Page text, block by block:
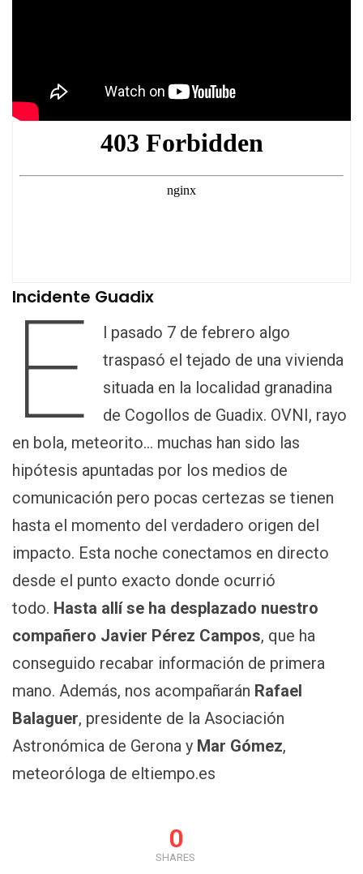
Incidente Guadix
E
l pasado 7 de febrero algo
traspasó el tejado de una vivienda
situada en la localidad granadina
de Cogollos de Guadix. OVNI, rayo
en bola, meteorito… muchas han sido las
hipótesis apuntadas por los medios de
comunicación pero pocas certezas se tienen
hasta el momento del verdadero origen del
impacto. Esta noche conectamos en directo
desde el punto exacto donde ocurrió
todo. Hasta allí se ha desplazado nuestro
compañero Javier Pérez Campos, que ha
conseguido recabar información de primera
mano. Además, nos acompañarán Rafael
Balaguer, presidente de la Asociación
Astronómica de Gerona y Mar Gómez,
meteoróloga de eltiempo.es
0
SHARES